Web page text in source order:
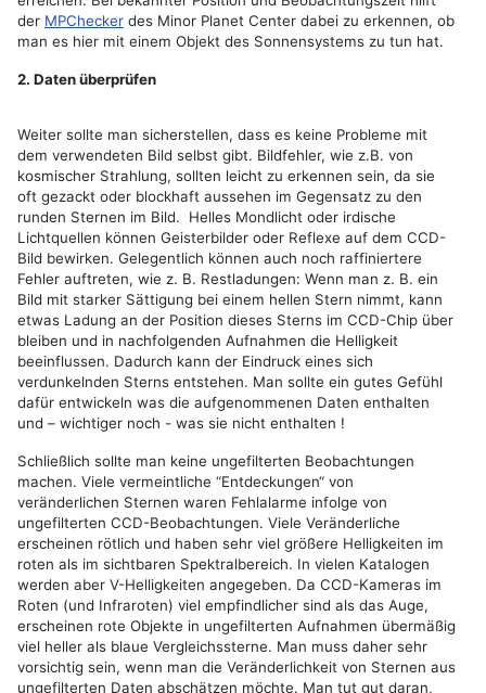
der MPChecker des Minor Planet Center dabei zu erkennen, ob
man es hier mit einem Objekt des Sonnensystems zu tun hat.
2. Daten überprüfen
Weiter sollte man sicherstellen, dass es keine Probleme mit
dem verwendeten Bild selbst gibt. Bildfehler, wie z.B. von
kosmischer Strahlung, sollten leicht zu erkennen sein, da sie
oft gezackt oder blockhaft aussehen im Gegensatz zu den
runden Sternen im Bild. Helles Mondlicht oder irdische
Lichtquellen können Geisterbilder oder Reflexe auf dem CCD-
Bild bewirken. Gelegentlich können auch noch raffiniertere
Fehler auftreten, wie z. B. Restladungen: Wenn man z. B. ein
Bild mit starker Sättigung bei einem hellen Stern nimmt, kann
etwas Ladung an der Position dieses Sterns im CCD-Chip über
bleiben und in nachfolgenden Aufnahmen die Helligkeit
beeinflussen. Dadurch kann der Eindruck eines sich
verdunkelnden Sterns entstehen. Man sollte ein gutes Gefühl
dafür entwickeln was die aufgenommenen Daten enthalten
und – wichtiger noch - was sie nicht enthalten !
Schließlich sollte man keine ungefilterten Beobachtungen
machen. Viele vermeintliche “Entdeckungen“ von
veränderlichen Sternen waren Fehlalarme infolge von
ungefilterten CCD-Beobachtungen. Viele Veränderliche
erscheinen rötlich und haben sehr viel größere Helligkeiten im
roten als im sichtbaren Spektralbereich. In vielen Katalogen
werden aber V-Helligkeiten angegeben. Da CCD-Kameras im
Roten (und Infraroten) viel empfindlicher sind als das Auge,
erscheinen rote Objekte in ungefilterten Aufnahmen übermäßig
viel heller als blaue Vergleichssterne. Man muss daher sehr
vorsichtig sein, wenn man die Veränderlichkeit von Sternen aus
ungefilterten Daten abschätzen möchte. Man tut gut daran,